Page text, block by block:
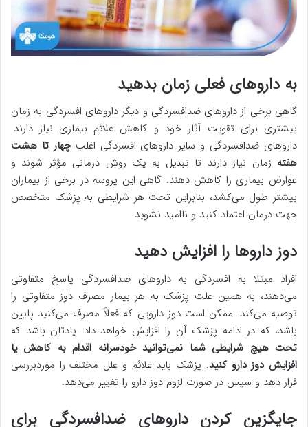
به داروهای فعلی زمان بدهید
گاهی برخی از داروهای ضدافسردگی و دیگر داروهای افسردگی به زمان
بیشتری برای تقویت آثار خود و کاهش علائم بیماری نیاز دارند.
داروهای ضدافسردگی و سایر داروهای افسردگی اغلبچهار تا هشت
هفته زمان نیاز دارند تا تبدیل به یک روش درمانی مؤثر شوند و
عوارض بیماری را کاهش دهند. گاهی این پروسه در برخی از بیماران
بیشتر طول می‌کشد، بنابراین تحت هر شرایطی به پزشک متخصص
جهت درمان اعتماد کنید و ناامید نشوید.
دوز داروها را افزایش دهید
افراد مبتلا به افسردگی به داروهای ضدافسردگی پاسخ متفاوتی
می‌دهند، به همین علت پزشک به هر بیمار مصرف دوز متفاوتی را
توصیه می‌کند. ممکن است دوز دارویی که فعلاً مصرف می‌کنید پایین
باشد، که در ادامه پزشک آن را افزایش خواهد داد. یادتان باشد که
تحت هیچ شرایطی شما نمی‌توانید خودسرانه اقدام به کاهش یا
افزایش دوز دارو کنید. پزشک باید علائم و علل مختلف را موردبررسی
قرار دهد و سپس در صورت لزوم دوز دارو را تغییر می‌دهد.
جایگزین کردن داروهای ضدافسردگی برای